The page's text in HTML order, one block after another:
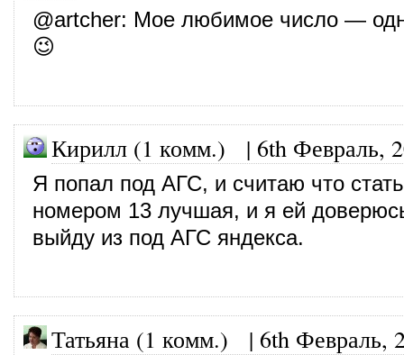
@artcher: Мое любимое число —
😉
Кирилл (1 комм.) | 6th Февраль,
Я попал под АГС, и считаю что
номером 13 лучшая, и я ей
выйду из под АГС яндекса.
Татьяна (1 комм.) | 6th Февраль,